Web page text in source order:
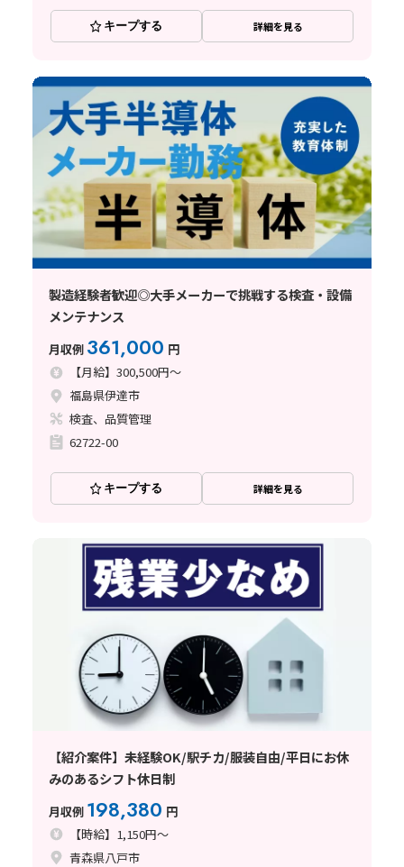
キープする 詳細を見る
製造経験者歓迎◎大手メーカーで挑戦する検査・設備
メンテナンス
月収例 361,000 円
【月給】300,500円～
福島県伊達市
検査、品質管理
62722-00
キープする 詳細を見る
【紹介案件】未経験OK/駅チカ/服装自由/平日にお休
みのあるシフト休日制
月収例 198,380 円
【時給】1,150円～
青森県八戸市